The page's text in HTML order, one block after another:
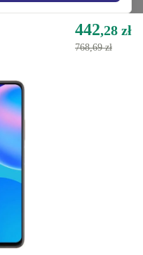
442,28 zł
768,69 zł